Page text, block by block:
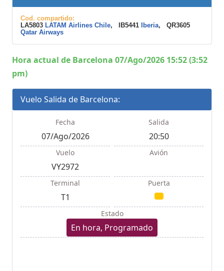
Cod. compartido:
LA5803 LATAM Airlines Chile, IB5441 Iberia, QR3605
Qatar Airways
Hora actual de Barcelona 07/Ago/2026 15:52 (3:52
pm)
Vuelo Salida de Barcelona:
Fecha
07/Ago/2026
Salida
20:50
Vuelo
VY2972
Avión
Terminal
T1
Puerta
Estado
En hora, Programado